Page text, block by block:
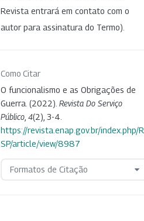
Revista entrará em contato com o
autor para assinatura do Termo).
Como Citar
O funcionalismo e as Obrigações de
Guerra. (2022). Revista Do Serviço
Público 4(2), 3-4.
https://revista.enap.gov.br/index.php/R
SP/article/view/8987
Formatos de Citação